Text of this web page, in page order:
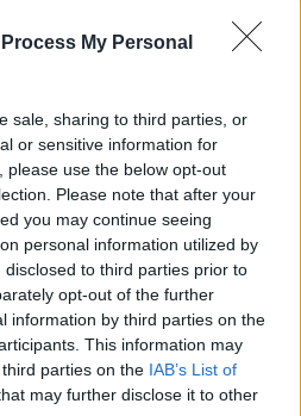
My Personal
sale, sharing to third parties, or
or sensitive information for
please use the below opt-out
Please note that after your
you may continue seeing
personal information utilized by
to third parties prior to
opt-out of the further
information by third parties on the
This information may
parties on the IAB’s List of
may further disclose it to other